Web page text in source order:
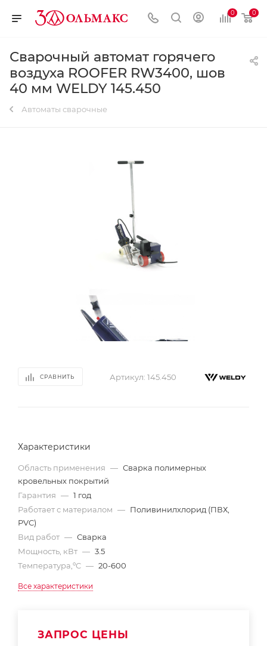
0 0
Сварочный автомат горячего
воздуха ROOFER RW3400, шов
40 мм WELDY 145.450
Автоматы сварочные
СРАВНИТЬ Артикул: 145.450
Характеристики
Область применения — Сварка полимерных
кровельных покрытий
Гарантия — 1 год
Работает с материалом — Поливинилхлорид (ПВХ,
PVC)
Вид работ — Сварка
Мощность, кВт — 3.5
Температура,ºC — 20-600
Все характеристики
ЗАПРОС ЦЕНЫ